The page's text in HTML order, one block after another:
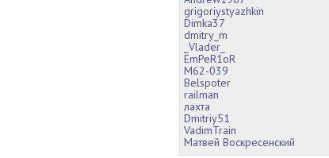
grigoriystyazhkin
Dimka37
dmitry_m
_Vlader_
EmPeR1oR
М62-039
Belspoter
railman
лахта
Dmitriy51
VadimTrain
Матвей Воскресенский